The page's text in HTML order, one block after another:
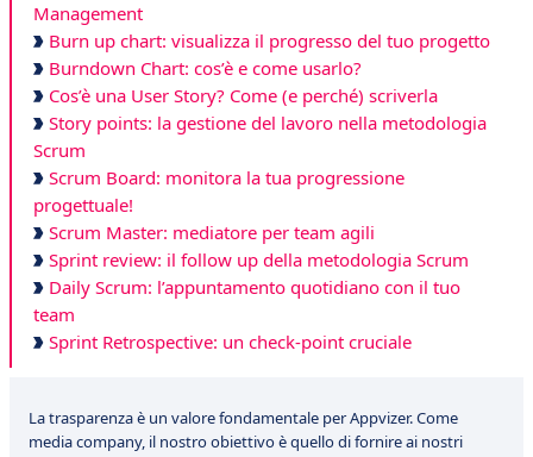
Management
Burn up chart: visualizza il progresso del tuo progetto
Burndown Chart: cos’è e come usarlo?
Cos’è una User Story? Come (e perché) scriverla
Story points: la gestione del lavoro nella metodologia
Scrum
Scrum Board: monitora la tua progressione
progettuale!
Scrum Master: mediatore per team agili
Sprint review: il follow up della metodologia Scrum
Daily Scrum: l’appuntamento quotidiano con il tuo
team
Sprint Retrospective: un check-point cruciale
La trasparenza è un valore fondamentale per Appvizer. Come
media company, il nostro obiettivo è quello di fornire ai nostri